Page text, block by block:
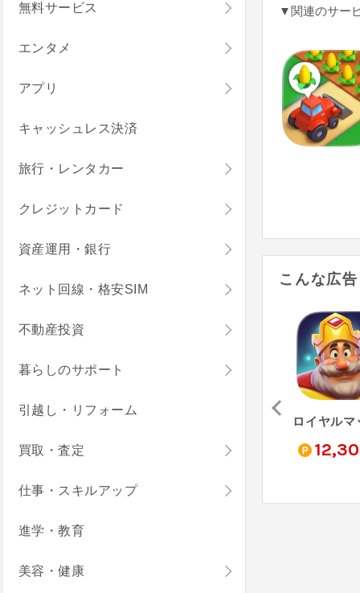
▼関連のサー
こんな広
1,400 1,270
無料サービス
エンタメ
アプリ
キャッシュレス決済
旅行・レンタカー
クレジットカード
資産運用・銀行
ネット回線・格安SIM
不動産投資
暮らしのサポート
引越し・リフォーム
買取・査定
仕事・スキルアップ
進学・教育
美容・健康